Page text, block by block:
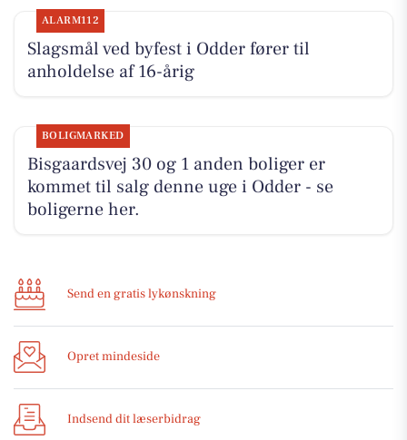
ALARM112
Slagsmål ved byfest i Odder fører til
anholdelse af 16-årig
BOLIGMARKED
Bisgaardsvej 30 og 1 anden boliger er
kommet til salg denne uge i Odder - se
boligerne her.
Send en gratis lykønskning
Opret mindeside
Indsend dit læserbidrag